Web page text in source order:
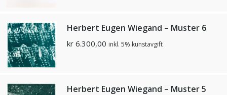
Herbert Eugen Wiegand – Muster 6
kr 6.300,00 inkl. 5% kunstavgift
Herbert Eugen Wiegand – Muster 5